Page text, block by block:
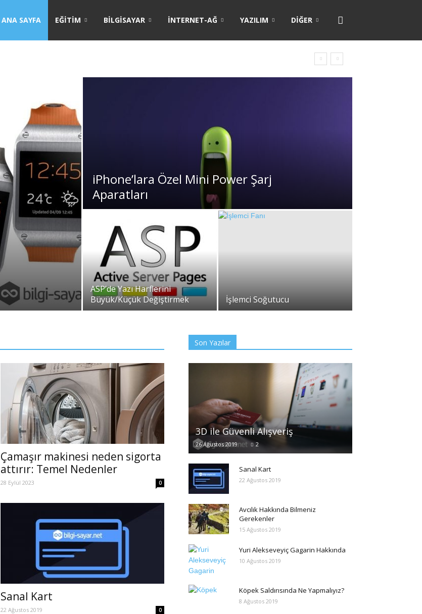
ANA SAYFA EĞITIM BILGISAYAR İNTERNET-AĞ YAZILIM DIĞER
iPhone’lara Özel Mini Power Şarj
Aparatları
ASP’de Yazı Harflerini
Büyük/Küçük Değiştirmek
İşlemci Soğutucu
Çamaşır makinesi neden sigorta
attırır: Temel Nedenler
28 Eylül 2023 0
Sanal Kart
22 Ağustos 2019 0
Son Yazılar
3D ile Güvenli Alışveriş
26 Ağustos 2019 2
Sanal Kart
22 Ağustos 2019
Avcılık Hakkında Bilmeniz
Gerekenler
15 Ağustos 2019
Yuri Alekseveyiç Gagarin Hakkında
10 Ağustos 2019
Köpek Saldırısında Ne Yapmalıyız?
8 Ağustos 2019